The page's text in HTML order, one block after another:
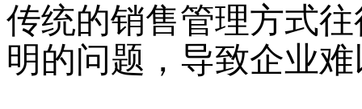
传统的销售管理方式
明的问题，导致企业